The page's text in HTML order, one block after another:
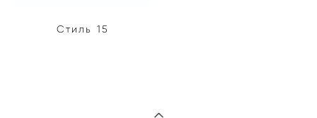
Стиль 15